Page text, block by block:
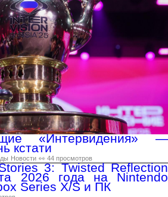
«Интервидения» —
кстати
Новости 👀 44 просмотров
3: Twisted Reflection
2026 года на Nintendo
Series X/S и ПК